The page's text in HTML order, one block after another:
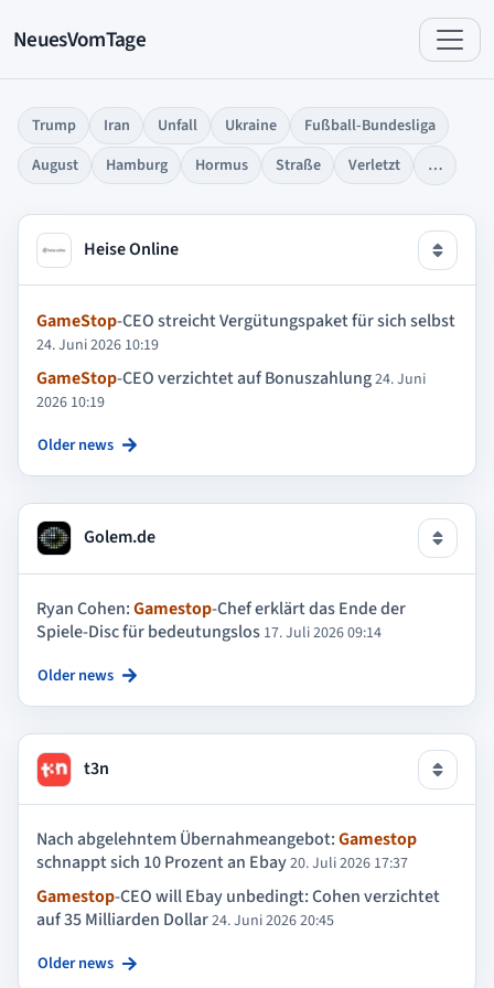
NeuesVomTage
Trump Iran Unfall Ukraine
Fußball-Bundesliga
August
Hamburg Hormus Straße Verletzt …
Heise Online
GameStop-CEO streicht Vergütungspaket für sich selbst
24. Juni 2026 10:19
GameStop-CEO verzichtet auf Bonuszahlung24. Juni
2026 10:19
Older news
Golem.de
Ryan Cohen:Gamestop-Chef erklärt das Ende der
Spiele-Disc für bedeutungslos 17. Juli 2026 09:14
Older news
t3n
Nach abgelehntem Übernahmeangebot:Gamestop
schnappt sich 10 Prozent an Ebay20. Juli 2026 17:37
Gamestop-CEO will Ebay unbedingt: Cohen verzichtet
auf 35 Milliarden Dollar24. Juni 2026 20:45
Older news